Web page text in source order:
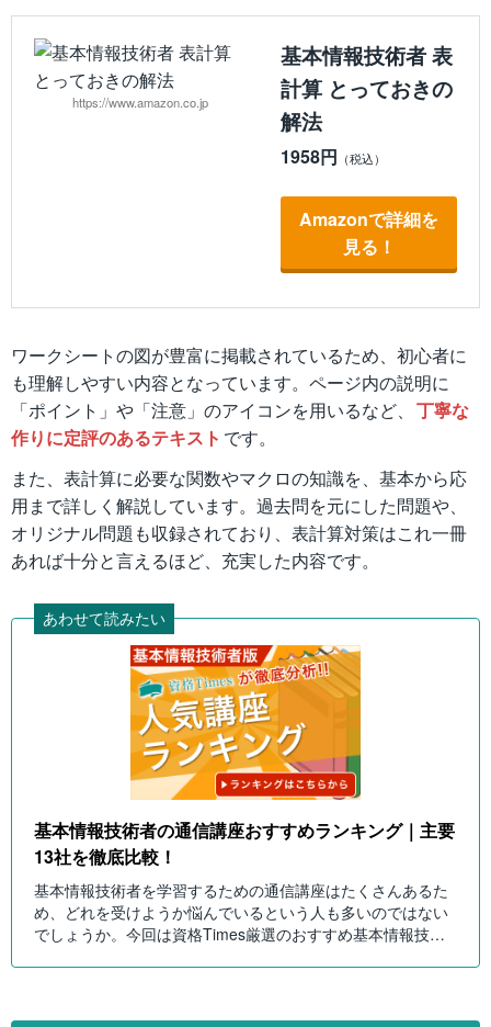
https://www.amazon.co.jp
基本情報技術者 表
計算 とっておきの
解法
1958円
Amazonで詳細を
見る！
ワークシートの図が豊富に掲載されているため、初心者に
も理解しやすい内容となっています。ページ内の説明に
「ポイント」や「注意」のアイコンを用いるなど、 丁寧な
作りに定評のあるテキスト です。
また、表計算に必要な関数やマクロの知識を、基本から応
用まで詳しく解説しています。過去問を元にした問題や、
オリジナル問題も収録されており、表計算対策はこれ一冊
あれば十分と言えるほど、充実した内容です。
あわせて読みたい
基本情報技術者の通信講座おすすめランキング｜主要
13社を徹底比較！
基本情報技術者を学習するための通信講座はたくさんあるた
め、どれを受けようか悩んでいるという人も多いのではない
でしょうか。今回は資格Times厳選のおすすめ基本情報技術